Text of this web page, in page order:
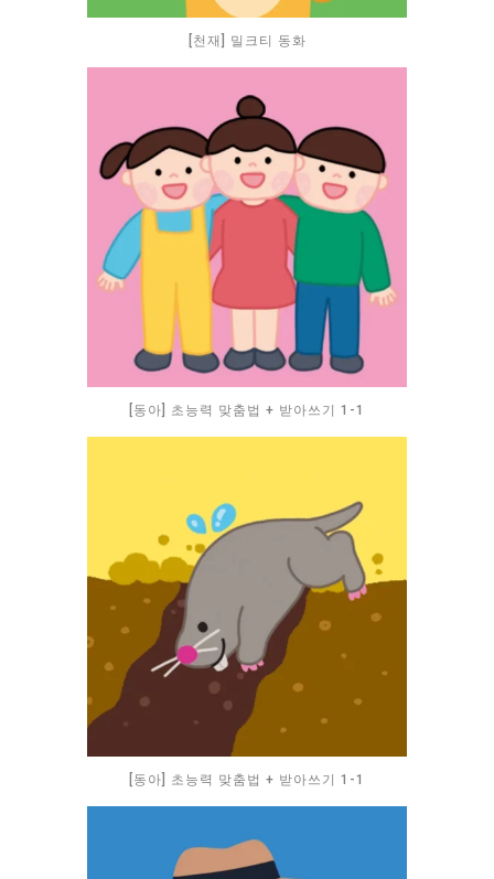
[천재] 밀크티 동화
[동아] 초능력 맞춤법 + 받아쓰기 1-1
[동아] 초능력 맞춤법 + 받아쓰기 1-1